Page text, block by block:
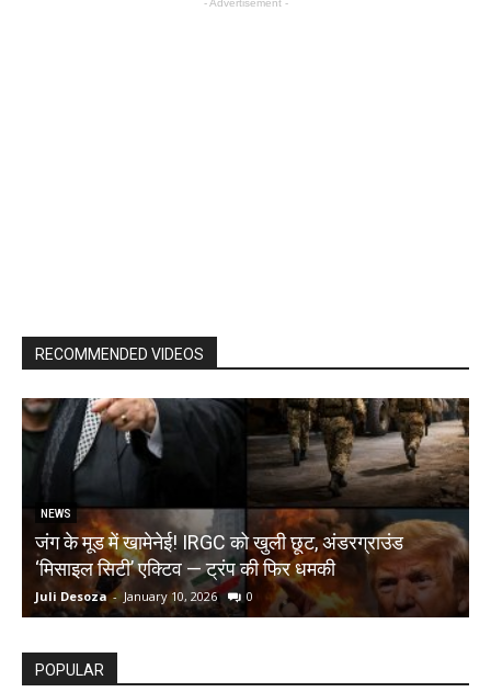
- Advertisement -
RECOMMENDED VIDEOS
NEWS
जंग के मूड में खामेनेई! IRGC को खुली छूट, अंडरग्राउंड
‘मिसाइल सिटी’ एक्टिव — ट्रंप की फिर धमकी
Juli Desoza - January 10, 2026 0
POPULAR